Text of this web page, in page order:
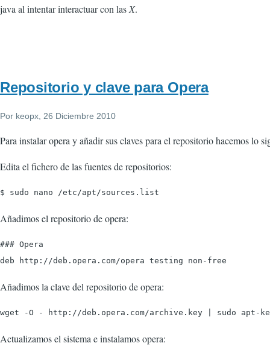
java al intentar interactuar con lasX.
Repositorio y clave para Opera
Por keopx , 26 Diciembre 2010
Para instalar opera y añadir sus claves para el repositorio hacemos lo
Edita el fichero de las fuentes de repositorios:
Añadimos el repositorio de opera:
### Opera
deb http://deb.opera.com/opera testing non-free
Añadimos la clave del repositorio de opera:
wget -O - http://deb.opera.com/archive.key | sudo apt-
Actualizamos el sistema e instalamos opera: